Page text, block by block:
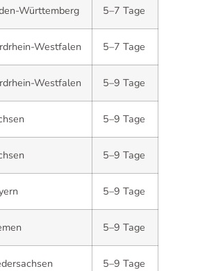
Württemberg 5–7 Tage
Westfalen 5–7 Tage
Westfalen 5–9 Tage
5–9 Tage
5–9 Tage
5–9 Tage
5–9 Tage
5–9 Tage